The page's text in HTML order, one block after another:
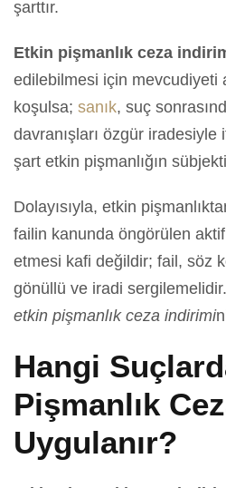
şarttır.
Etkin pişmanlık ceza
edilebilmesi için mevcudiyeti
koşulsa; sanık, suç
davranışları özgür
şart etkin pişmanlığın
Dolayısıyla, etkin
failin kanunda öngörülen aktif
etmesi kafi değildir; fail, söz
gönüllü ve iradi
etkin pişmanlık ceza indirimi
Hangi
Pişmanlık
Uygulanır?